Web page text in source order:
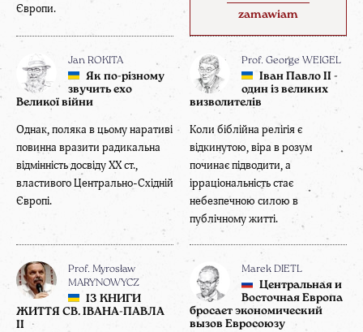
zamawiam
Європи.
Jan ROKITA
Як по-різному
звучить ехо
Великої війни
Однак, поляка в цьому наративі
повинна вразити радикальна
відмінність досвіду XX ст.,
властивого Центрально-Східній
Європі.
Prof. George WEIGEL
Іван Павло ІІ -
один із великих
визволителів
Коли біблійна релігія є
відкинутою, віра в розум
починає підводити, а
ірраціональність стає
небезпечною силою в
публічному житті.
Prof. Myrosław
MARYNOWYCZ
ІЗ КНИГИ
ЖИТТЯ СВ. ІВАНА-ПАВЛА
ІІ
Marek DIETL
Центральная и
Восточная Европа
бросает экономический
вызов Евросоюзу